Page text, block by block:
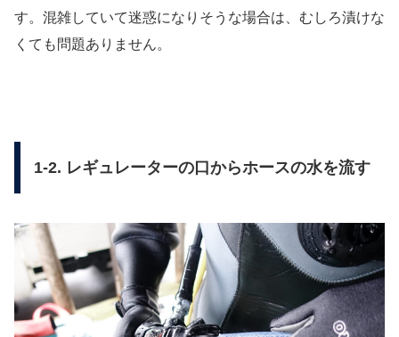
す。混雑していて迷惑になりそうな場合は、むしろ漬けな
くても問題ありません。
1-2. レギュレーターの口からホースの水を流す